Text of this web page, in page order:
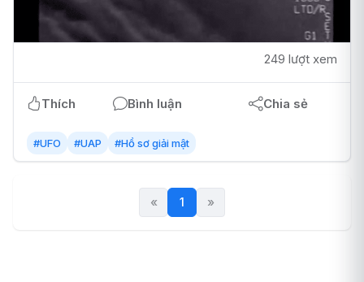
249 lượt xem
Thích Bình luận Chia sẻ
#UFO #UAP #Hồ sơ giải mật
« 1 (current)
»